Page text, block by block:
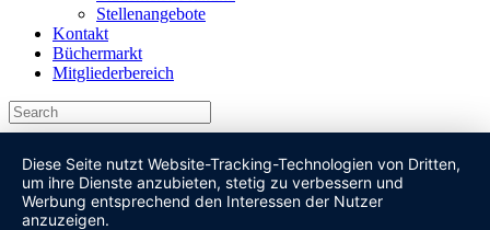
Stellenangebote
Kontakt
Büchermarkt
Mitgliederbereich
Diese Seite nutzt Website-Tracking-Technologien von Dritten,
um ihre Dienste anzubieten, stetig zu verbessern und
Werbung entsprechend den Interessen der Nutzer
anzuzeigen.